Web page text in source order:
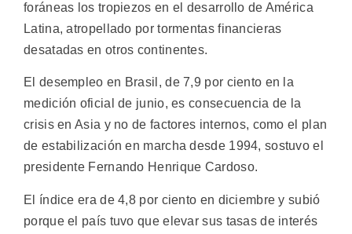
foráneas los tropiezos en el desarrollo de América
Latina, atropellado por tormentas financieras
desatadas en otros continentes.
El desempleo en Brasil, de 7,9 por ciento en la
medición oficial de junio, es consecuencia de la
crisis en Asia y no de factores internos, como el plan
de estabilización en marcha desde 1994, sostuvo el
presidente Fernando Henrique Cardoso.
El índice era de 4,8 por ciento en diciembre y subió
porque el país tuvo que elevar sus tasas de interés